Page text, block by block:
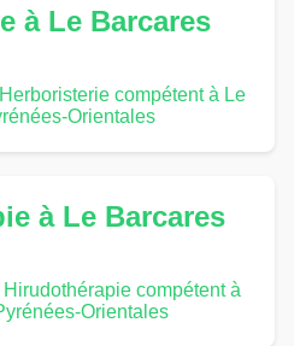
à Le Barcares
compétent à Le
Orientales
à Le Barcares
compétent à
Orientales